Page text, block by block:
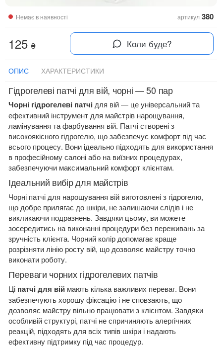
Немає в наявності артикул 380
125 ₴ Коли буде?
ОПИС ХАРАКТЕРИСТИКИ
Гідрогелеві патчі для вій, чорні — 50 пар
Чорні гідрогелеві патчі для вій — це універсальний та
ефективний інструмент для майстрів нарощування,
ламінування та фарбування вій. Патчі створені з
високоякісного гідрогелю, що забезпечує комфорт під час
всього процесу. Вони ідеально підходять для використання
в професійному салоні або на виїзних процедурах,
забезпечуючи максимальний комфорт клієнтам.
Ідеальний вибір для майстрів
Чорні патчі для нарощування вій виготовлені з гідрогелю,
що добре прилягає до шкіри, не залишаючи слідів і не
викликаючи подразнень. Завдяки цьому, ви можете
зосередитись на виконанні процедури без переживань за
зручність клієнта. Чорний колір допомагає краще
розрізняти лінію росту вій, що дозволяє майстру точно
виконати роботу.
Переваги чорних гідрогелевих патчів
Ці патчі для вій мають кілька важливих переваг. Вони
забезпечують хорошу фіксацію і не сповзають, що
дозволяє майстру вільно працювати з клієнтом. Завдяки
особливій структурі, патчі не спричиняють алергічних
реакцій, підходять для всіх типів шкіри і надають
ефективну підтримку під час процедур.